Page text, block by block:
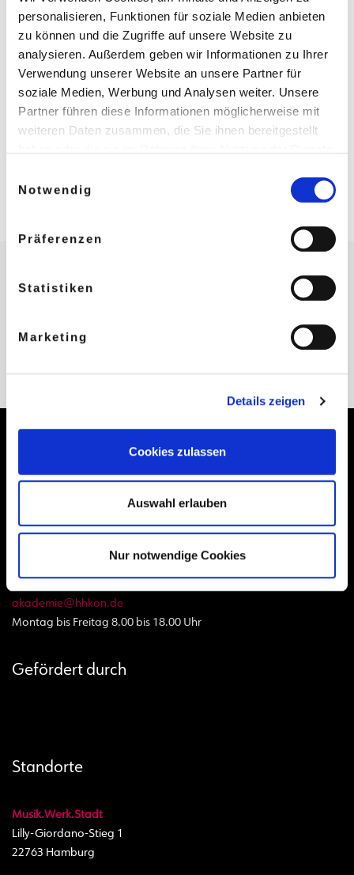
personalisieren, Funktionen für soziale Medien anbieten
zu können und die Zugriffe auf unsere Website zu
analysieren. Außerdem geben wir Informationen zu Ihrer
Verwendung unserer Website an unsere Partner für
soziale Medien, Werbung und Analysen weiter. Unsere
Partner führen diese Informationen möglicherweise mit
weiteren Daten zusammen, die Sie ihnen bereitgestellt
Weitere Informationen in unseren
Notwendig
Präferenzen
Statistiken
Marketing
Details zeigen
Cookies zulassen
Auswahl erlauben
Nur notwendige Cookies
Bargheer
Museum
INVESTITION IN KULTUR: HAMBURG ZEIGT, ES GEHT
ZURÜCK ZUR
Kontakt
Hamburger Konservatorium
akademie@hhkon.de
Montag bis Freitag 8.00 bis 18.00 Uhr
Gefördert durch
Standorte
Musik.Werk.Stadt
Lilly-Giordano-Stieg 1
22763 Hamburg